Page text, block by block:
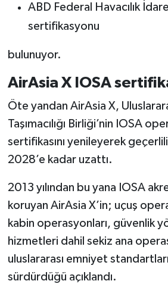
ABD Federal Havacılık
sertifikasyonu
bulunuyor.
AirAsia X IOSA
Öte yandan AirAsia X,
Taşımacılığı Birliği’nin IOSA
sertifikasını yenileyerek
2028’e kadar uzattı.
2013 yılından bu yana IOSA
koruyan AirAsia X’in; uçuş
kabin operasyonları, güvenlik
hizmetleri dahil sekiz ana
uluslararası emniyet
sürdürdüğü açıklandı.